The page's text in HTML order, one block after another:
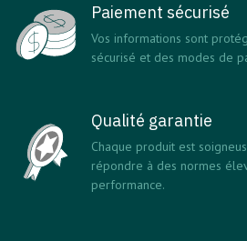
Paiement sécurisé
Vos informations sont
sécurisé et des modes de
Qualité garantie
Chaque produit est
répondre à des normes
performance.